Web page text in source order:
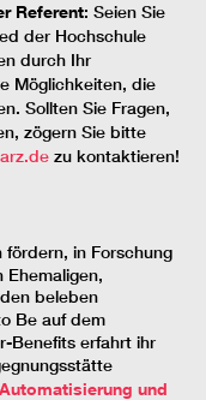
Referent: Seien Sie
der Hochschule
durch Ihr
Möglichkeiten, die
Sollten Sie Fragen,
zögern Sie bitte
zu kontaktieren!
in Forschung
Ehemaligen,
beleben
Be auf dem
Benefits erfahrt ihr
und